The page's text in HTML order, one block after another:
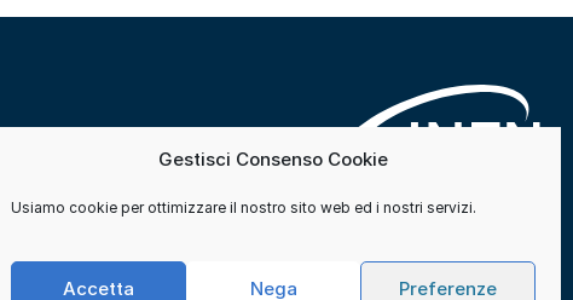
Gestisci Consenso Cookie
Usiamo cookie per ottimizzare il nostro sito web ed i nostri servizi.
Accetta Nega Preferenze